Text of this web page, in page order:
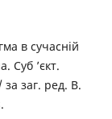
в сучасній
Суб ’єкт.
за заг. ред. В.